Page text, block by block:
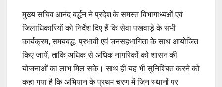
मुख्य सचिव आनंद बर्द्धन ने प्रदेश के समस्त विभागाध्यक्षों एवं
जिलाधिकारियों को निर्देश दिए हैं कि सेवा पखवाड़े के सभी
कार्यक्रम, समयबद्ध, प्रभावी एवं जनसहभागिता के साथ आयोजित
किए जायें, ताकि अधिक से अधिक नागरिकों को शासन की
योजनाओं का लाभ मिल सके। साथ ही यह भी सुनिश्चित करने को
कहा गया है कि अभियान के प्रथम चरण में जिन स्थानों पर